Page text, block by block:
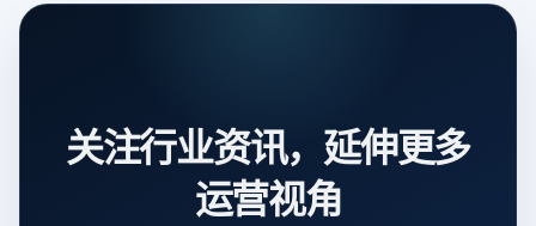
关注行业资讯，延伸更多
运营视角